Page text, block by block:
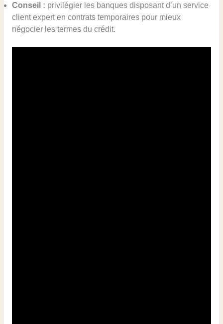
Conseil : privilégier les banques disposant d’un service
client expert en contrats temporaires pour mieux
négocier les termes du crédit.